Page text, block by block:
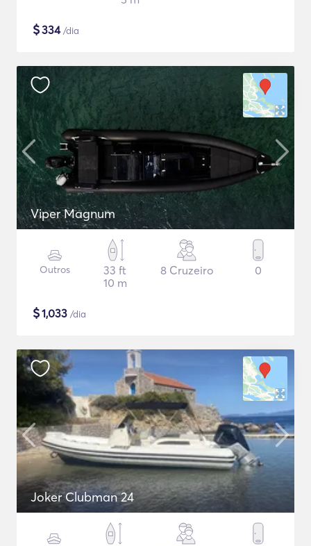
$334/dia
Viper Magnum
Outros
33 ft
10 m
8 Cruzeiro 0
$1,033 /dia
Joker Clubman 24